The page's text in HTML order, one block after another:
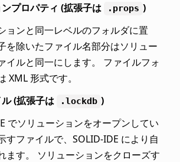
プロパティ (拡張子は .props )
ョンと同一レベルのフォルダに置
を除いたファイル名部分はソリュー
イルと同一にします。 ファイルフォ
XML 形式です。
(拡張子は
.lockdb )
でソリューションをオープンしてい
すファイルで、SOLID-IDE により自
ます。 ソリューションをクローズす